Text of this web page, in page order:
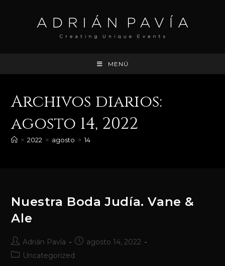
MENÚ
Archivos diarios:
agosto 14, 2022
> 2022 > agosto > 14
Nuestra Boda Judía. Vane &
Ale
Autor
de
Adrián Pavía
Publicación
agosto 14, 2022
Categoría
Uncategorized